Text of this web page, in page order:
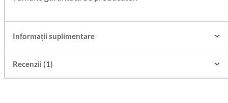
Informații suplimentare
Recenzii (1)